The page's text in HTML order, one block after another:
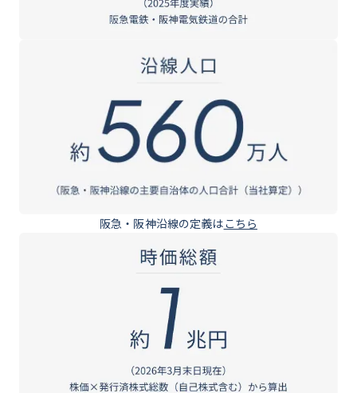
阪急・阪神沿線の定義はこちら